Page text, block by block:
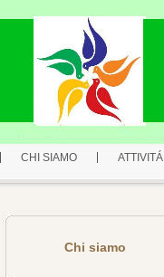
CHI SIAMO ATTIVITÁ
Chi siamo